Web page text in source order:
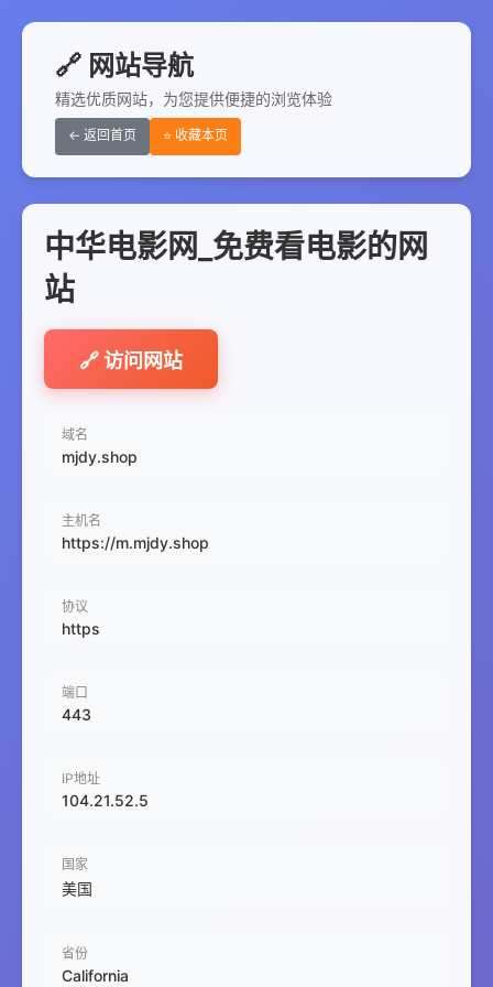
🔗 网站导航
精选优质网站，为您提供便捷的浏览体验
← 返回首页 ⭐ 收藏本页
中华电影网_免费看电影的网
站
🔗 访问网站
域名
mjdy.shop
主机名
https://m.mjdy.shop
协议
https
端口
443
IP地址
104.21.52.5
国家
美国
省份
California